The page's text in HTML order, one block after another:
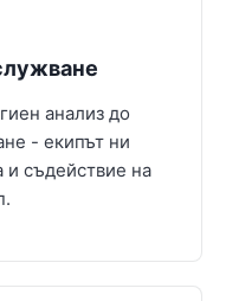
анализ до
- екипът ни
и съдействие на